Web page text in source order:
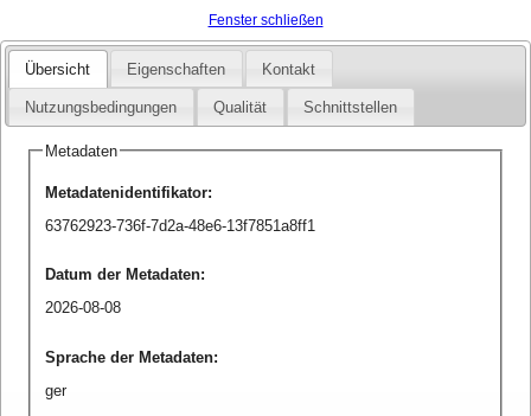
Fenster schließen
Übersicht Eigenschaften Kontakt
Nutzungsbedingungen Qualität Schnittstellen
Metadaten
Metadatenidentifikator:
63762923-736f-7d2a-48e6-13f7851a8ff1
Datum der Metadaten:
2026-08-08
Sprache der Metadaten:
ger